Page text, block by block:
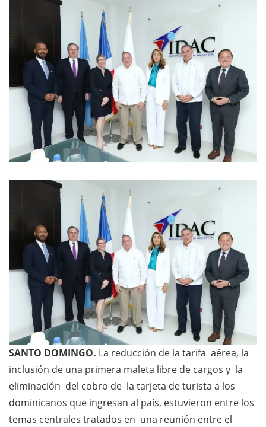
SANTO DOMINGO. La reducción de la tarifa aérea, la
inclusión de una primera maleta libre de cargos y la
eliminación del cobro de la tarjeta de turista a los
dominicanos que ingresan al país, estuvieron entre los
temas centrales tratados en una reunión entre el